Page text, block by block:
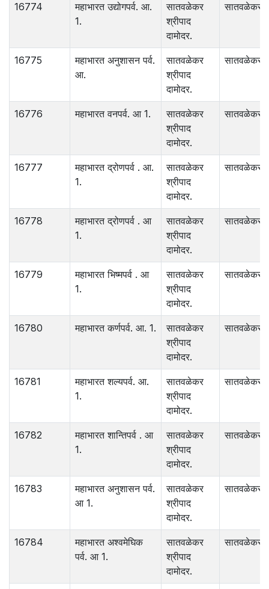
16774
महाभारत उद्योगपर्व. आ.
1.
सातवळेकर
श्रीपाद
दामोदर.
सातवळेकर
16775
महाभारत अनुशासन पर्व.
आ.
सातवळेकर
श्रीपाद
दामोदर.
सातवळेकर
16776 महाभारत वनपर्व. आ 1.
सातवळेकर
श्रीपाद
दामोदर.
सातवळेकर
16777
महाभारत द्रोणपर्व . आ.
1.
सातवळेकर
श्रीपाद
दामोदर.
सातवळेकर
16778
महाभारत द्रोणपर्व . आ
1.
सातवळेकर
श्रीपाद
दामोदर.
सातवळेकर
16779
महाभारत भिष्मपर्व . आ
1.
सातवळेकर
श्रीपाद
दामोदर.
सातवळेकर
16780 महाभारत कर्णपर्व. आ. 1.
सातवळेकर
श्रीपाद
दामोदर.
सातवळेकर
16781
महाभारत शल्यपर्व. आ.
1.
सातवळेकर
श्रीपाद
दामोदर.
सातवळेकर
16782
महाभारत शान्तिपर्व . आ
1.
सातवळेकर
श्रीपाद
दामोदर.
सातवळेकर
16783
महाभारत अनुशासन पर्व.
आ 1.
सातवळेकर
श्रीपाद
दामोदर.
सातवळेकर
16784
महाभारत अश्‍वमेघिक
पर्व. आ 1.
सातवळेकर
श्रीपाद
दामोदर.
सातवळेकर